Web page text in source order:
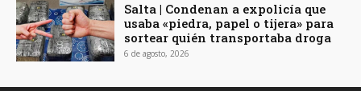
Salta | Condenan a expolicía que
usaba «piedra, papel o tijera» para
sortear quién transportaba droga
6 de agosto, 2026